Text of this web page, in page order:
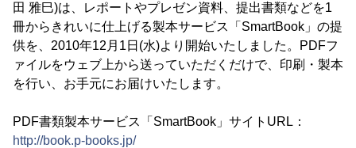
田 雅巳)は、レポートやプレゼン資料、提出書類などを1
冊からきれいに仕上げる製本サービス「SmartBook」の提
供を、2010年12月1日(水)より開始いたしました。PDFフ
ァイルをウェブ上から送っていただくだけで、印刷・製本
を行い、お手元にお届けいたします。
PDF書類製本サービス「SmartBook」サイトURL：
http://book.p-books.jp/